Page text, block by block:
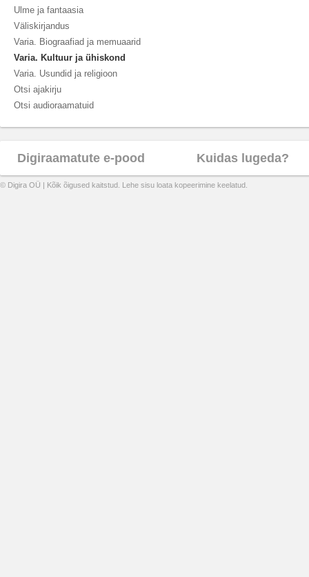
Ulme ja fantaasia
Väliskirjandus
Varia. Biograafiad ja memuaarid
Varia. Kultuur ja ühiskond
Varia. Usundid ja religioon
Otsi ajakirju
Otsi audioraamatuid
Digiraamatute e-pood Kuidas lugeda?
© Digira OÜ | Kõik õigused kaitstud. Lehe sisu loata kopeerimine keelatud.